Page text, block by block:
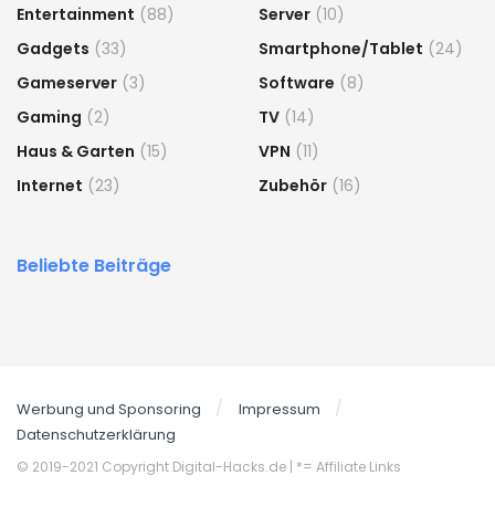
Entertainment (88)
Gadgets (33)
Gameserver (3)
Gaming (2)
Haus & Garten (15)
Internet (23)
Server (10)
Smartphone/Tablet (24)
Software (8)
TV (14)
VPN (11)
Zubehör (16)
Beliebte Beiträge
Werbung und Sponsoring
Impressum
Datenschutzerklärung
© 2019-2021 Copyright Digital-Hacks.de | *= Affiliate Links